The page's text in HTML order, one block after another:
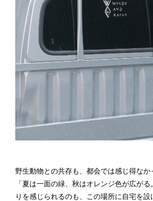
野生動物との共存も、都会では感じ得なか
「夏は一面の緑、秋はオレンジ色が広が
りを感じられるのも、この場所に自宅を